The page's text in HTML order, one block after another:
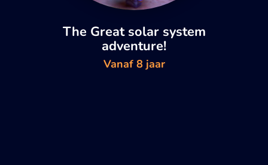
The Great solar system
adventure!
Vanaf 8 jaar